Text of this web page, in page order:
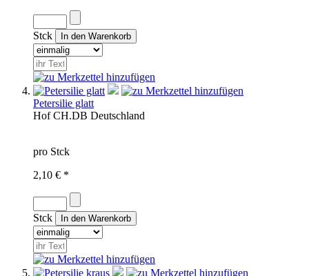
Stck
Petersilie glatt
Hof CH.DB Deutschland
pro Stck
2,10 € *
Stck